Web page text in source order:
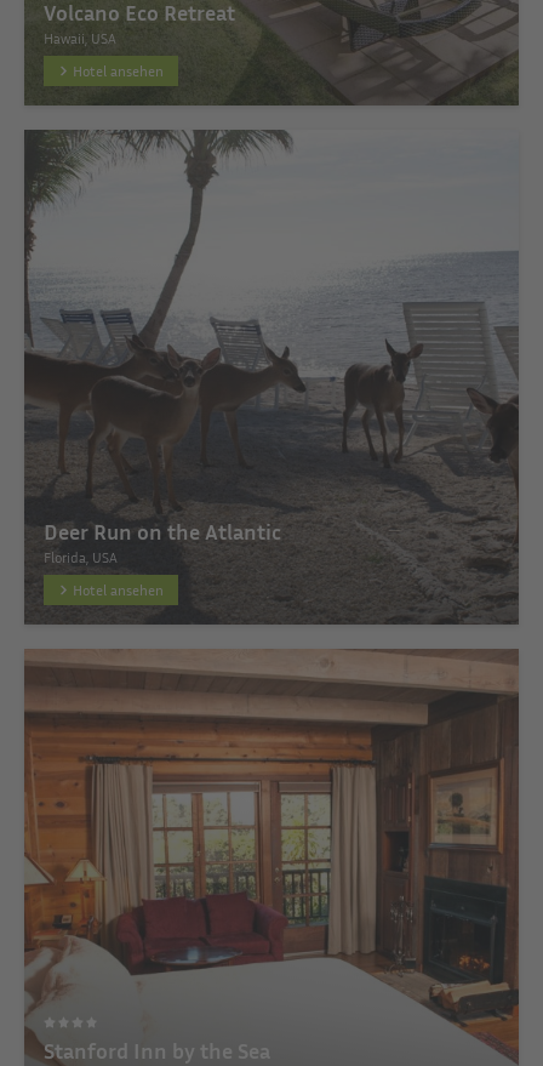
Volcano Eco Retreat
Hawaii, USA
Hotel ansehen
Deer Run on the Atlantic
Florida, USA
Hotel ansehen
Stanford Inn by the Sea